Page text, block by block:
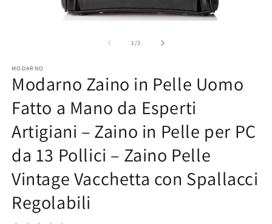
finestra
modale
1/su
3
MODARNO
Modarno Zaino in Pelle Uomo
Fatto a Mano da Esperti
Artigiani – Zaino in Pelle per PC
da 13 Pollici – Zaino Pelle
Vintage Vacchetta con Spallacci
Regolabili